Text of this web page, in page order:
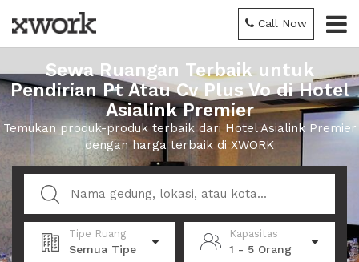
Call Now
Sewa Ruangan Terbaik untuk
Pendirian Pt Atau Cv Plus Vo di Hotel
Asialink Premier
Temukan produk-produk terbaik dari Hotel Asialink Premier
dengan harga terbaik di XWORK
Tipe Ruang
Semua Tipe
Kapasitas
1 - 5 Orang